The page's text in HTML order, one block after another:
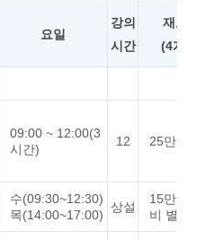
요일
강의
시간
재료
(4개
09:00 ~ 12:00(3
시간)
12 25만원
수(09:30~12:30)
목(14:00~17:00)
상설
15만원(
비 별도)